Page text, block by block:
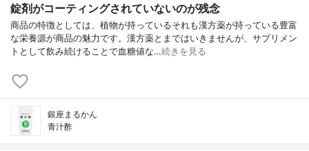
錠剤がコーティングされていないのが残念
商品の特徴としては、植物が持っているそれも漢方薬が持っている豊富
な栄養源が商品の魅力です。漢方薬とまではいきませんが、サプリメン
トとして飲み続けることで血糖値な…続きを見る
銀座まるかん
青汁酢